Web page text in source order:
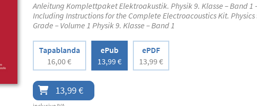
Anleitung Komplettpaket Elektroakustik. Physik 9. Klasse – Band 1 -
Including Instructions for the Complete Electroacoustics Kit. Physics
Grade – Volume 1 Physik 9. Klasse – Band 1
Tapablanda
16,00 €
ePub
13,99 €
ePDF
13,99 €
13,99 €